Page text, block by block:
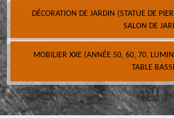
DÉCORATION DE JARDIN (STATUE DE
SALON DE
MOBILIER XXE (ANNÉE 50, 60, 70,
TABLE